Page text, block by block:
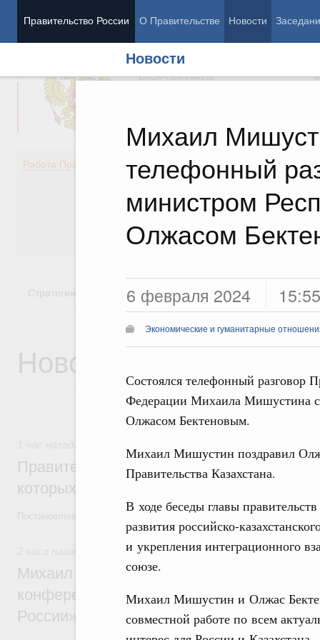
Правительство России О Правительстве Новости
Новости
Михаил
телефонный
министром
Олжасом
6 февраля 2024 15:55
Экономические и гуманитарные
Состоялся телефонный разговор
Федерации Михаила Мишустина
Олжасом Бектеновым.
Михаил Мишустин поздравил
Правительства Казахстана.
В ходе беседы главы
развития российско-
и укрепления интеграционного
союзе.
Михаил Мишустин и Олжас
совместной работе по всем
Председатель Правительства
Вице-премьеры
Работа Правительства
Демография
Здоровье
Культура
Государство
Стратегии Государственные программы
Новости
Правительство расширило перечень
которых освобождаются от НДФЛ
Постановление от 5 августа 2026 года №978
Отрасль информационных технологий
Михаил Мишустин дал поручения по
конференции «Цифровая индустрия
России»